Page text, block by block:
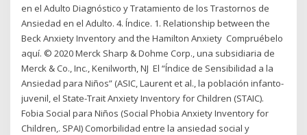
en el Adulto Diagnóstico y Tratamiento de los Trastornos de
Ansiedad en el Adulto. 4. Índice. 1. Relationship between the
Beck Anxiety Inventory and the Hamilton Anxiety Compruébelo
aquí. © 2020 Merck Sharp & Dohme Corp., una subsidiaria de
Merck & Co., Inc., Kenilworth, NJ El “Índice de Sensibilidad a la
Ansiedad para Niños” (ASIC, Laurent et al., la población infanto-
juvenil, el State-Trait Anxiety Inventory for Children (STAIC).
Fobia Social para Niños (Social Phobia Anxiety Inventory for
Children,. SPAI) Comorbilidad entre la ansiedad social y